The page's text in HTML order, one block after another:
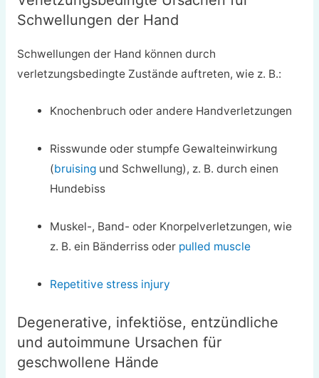
Schwellungen der Hand
Schwellungen der Hand können durch
verletzungsbedingte Zustände auftreten, wie z. B.:
Knochenbruch oder andere Handverletzungen
Risswunde oder stumpfe Gewalteinwirkung
(bruising und Schwellung), z. B. durch einen
Hundebiss
Muskel-, Band- oder Knorpelverletzungen, wie
z. B. ein Bänderriss oder pulled muscle
Repetitive stress injury
Degenerative, infektiöse, entzündliche
und autoimmune Ursachen für
geschwollene Hände